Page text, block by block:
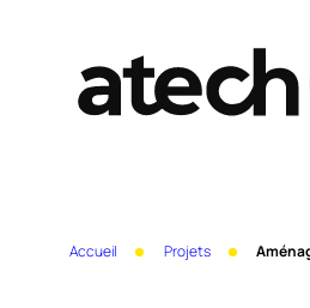
contenu
Accueil Projets